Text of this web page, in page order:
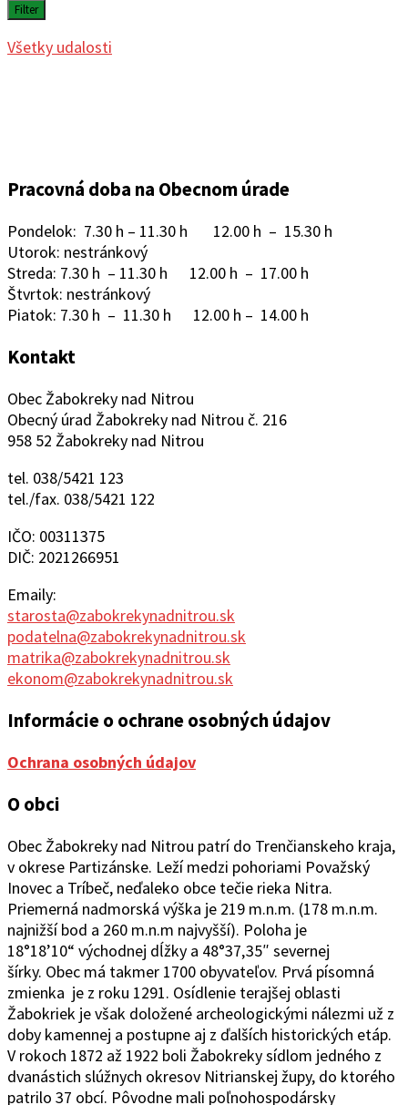
Filter
Všetky udalosti
Pracovná doba na Obecnom úrade
Pondelok: 7.30 h – 11.30 h 12.00 h – 15.30 h
Utorok: nestránkový
Streda: 7.30 h – 11.30 h 12.00 h – 17.00 h
Štvrtok: nestránkový
Piatok: 7.30 h – 11.30 h 12.00 h – 14.00 h
Kontakt
Obec Žabokreky nad Nitrou
Obecný úrad Žabokreky nad Nitrou č. 216
958 52 Žabokreky nad Nitrou
tel. 038/5421 123
tel./fax. 038/5421 122
IČO: 00311375
DIČ: 2021266951
Emaily:
starosta@zabokrekynadnitrou.sk
podatelna@zabokrekynadnitrou.sk
matrika@zabokrekynadnitrou.sk
ekonom@zabokrekynadnitrou.sk
Informácie o ochrane osobných údajov
Ochrana osobných údajov
O obci
Obec Žabokreky nad Nitrou patrí do Trenčianskeho kraja,
v okrese Partizánske. Leží medzi pohoriami Považský
Inovec a Tríbeč, neďaleko obce tečie rieka Nitra.
Priemerná nadmorská výška je 219 m.n.m. (178 m.n.m.
najnižší bod a 260 m.n.m najvyšší). Poloha je
18°18’10“ východnej dĺžky a 48°37‚35″ severnej
šírky. Obec má takmer 1700 obyvateľov. Prvá písomná
zmienka je z roku 1291. Osídlenie terajšej oblasti
Žabokriek je však doložené archeologickými nálezmi už z
doby kamennej a postupne aj z ďalších historických etáp.
V rokoch 1872 až 1922 boli Žabokreky sídlom jedného z
dvanástich slúžnych okresov Nitrianskej župy, do ktorého
patrilo 37 obcí. Pôvodne mali poľnohospodársky